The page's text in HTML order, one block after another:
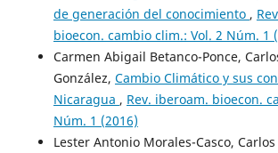
de generación del conocimiento ,
bioecon. cambio clim.: Vol. 2 Núm. 1
Carmen Abigail Betanco-Ponce,
González, Cambio Climático y sus
Nicaragua , Rev. iberoam. bioecon.
Núm. 1 (2016)
Lester Antonio Morales-Casco,